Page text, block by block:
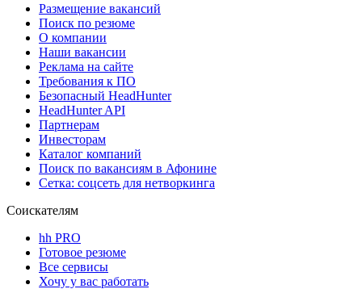
Размещение вакансий
Поиск по резюме
О компании
Наши вакансии
Реклама на сайте
Требования к ПО
Безопасный HeadHunter
HeadHunter API
Партнерам
Инвесторам
Каталог компаний
Поиск по вакансиям в Афонине
Сетка: соцсеть для нетворкинга
Соискателям
hh PRO
Готовое резюме
Все сервисы
Хочу у вас работать